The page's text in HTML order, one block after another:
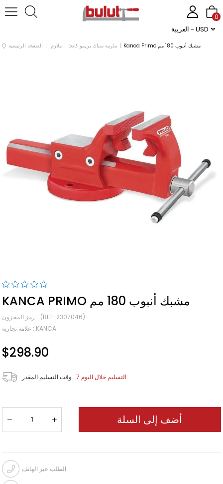
العربية - USD
0
الصفحة الرئيسية ملازم ملزمة سباك بريمو كانجا Kanca Primo مشبك أنبوب 180 مم
KANCA PRIMO مشبك أنبوب 180 مم
رمز المخزون
(BLT-2307046)
علامة تجارية : KANCA
$298.90
وقت التسليم المقدر : 7 التسليم خلال اليوم
الطلب عبر الهاتف